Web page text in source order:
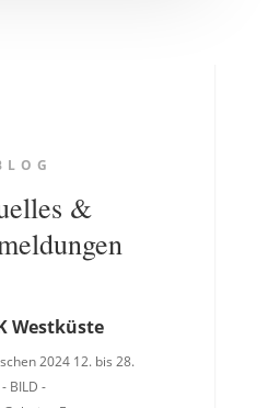
&
Westküste
2024 12. bis 28.
BILD -